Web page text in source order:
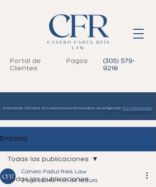
Portal de
Clientes
Pagos
(305) 579-
9218
Importante: Conozca Sus Derechos en Encuentros de Inmigración. Más Información
Entrada
Todas las publicaciones
Todas las publicaciones
Canero Fadul Reis Law
2 ago 20243 min de lectura